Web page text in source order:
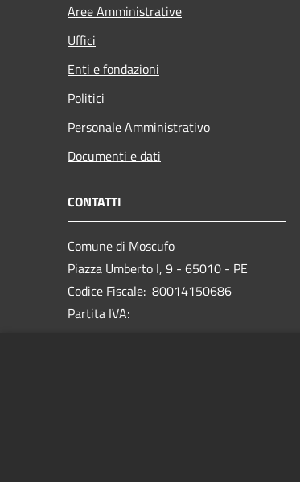
Aree Amministrative
Uffici
Enti e fondazioni
Politici
Personale Amministrativo
Documenti e dati
CONTATTI
Comune di Moscufo
Piazza Umberto I, 9 - 65010 - PE
Codice Fiscale: 80014150686
Partita IVA: